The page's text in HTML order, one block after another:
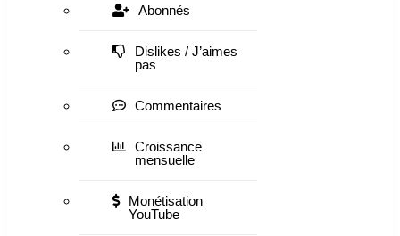
Abonnés
Dislikes / J’aimes
pas
Commentaires
Croissance
mensuelle
Monétisation
YouTube